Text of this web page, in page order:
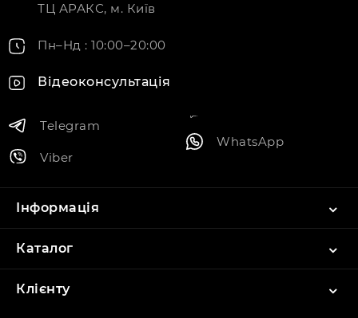
ТЦ АРАКС, м. Київ
Пн–Нд : 10:00–20:00
Відеоконсультація
Telegram
Viber
WhatsApp
Інформація
Каталог
Клієнту